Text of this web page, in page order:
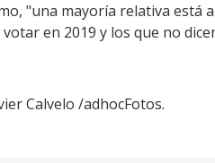
"una mayoría relativa está
votar en 2019 y los que no
Calvelo /adhocFotos.